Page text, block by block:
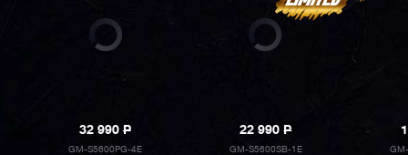
32 990P
GM-S5600PG-4E
22 990P
GM-S5600SB-1E